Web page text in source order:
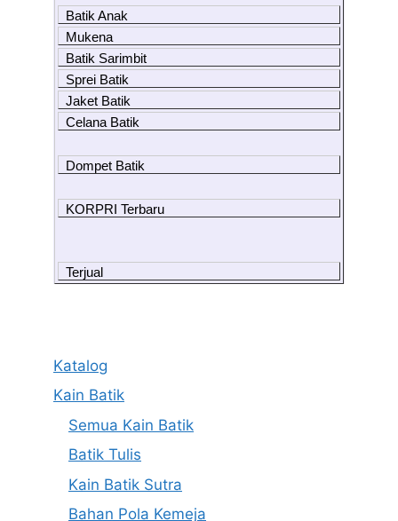
Batik Anak
Mukena
Batik Sarimbit
Sprei Batik
Jaket Batik
Celana Batik
Dompet Batik
KORPRI Terbaru
Terjual
Katalog
Kain Batik
Semua Kain Batik
Batik Tulis
Kain Batik Sutra
Bahan Pola Kemeja